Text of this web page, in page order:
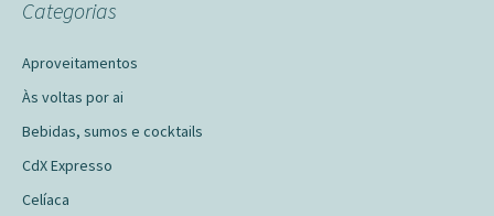
Categorias
Aproveitamentos
Às voltas por ai
Bebidas, sumos e cocktails
CdX Expresso
Celíaca